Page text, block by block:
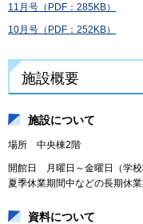
11月号（PDF：285KB）
10月号（PDF：252KB）
施設概要
施設について
場所 中央棟2階
開館日 月曜日～金曜日（学
夏季休業期間中などの長期休
資料について